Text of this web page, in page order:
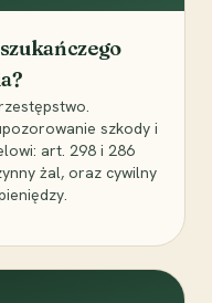
szkody i
art. 298 i 286
żal, oraz cywilny